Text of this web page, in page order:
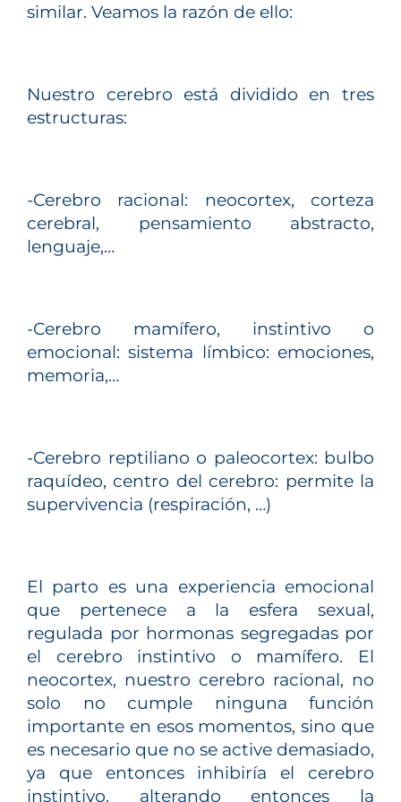
similar. Veamos la razón de ello:
Nuestro cerebro está dividido en tres
estructuras:
-Cerebro racional: neocortex, corteza
cerebral, pensamiento abstracto,
lenguaje,…
-Cerebro mamífero, instintivo o
emocional: sistema límbico: emociones,
memoria,…
-Cerebro reptiliano o paleocortex: bulbo
raquídeo, centro del cerebro: permite la
supervivencia (respiración, …)
El parto es una experiencia emocional
que pertenece a la esfera sexual,
regulada por hormonas segregadas por
el cerebro instintivo o mamífero. El
neocortex, nuestro cerebro racional, no
solo no cumple ninguna función
importante en esos momentos, sino que
es necesario que no se active demasiado,
ya que entonces inhibiría el cerebro
instintivo, alterando entonces la